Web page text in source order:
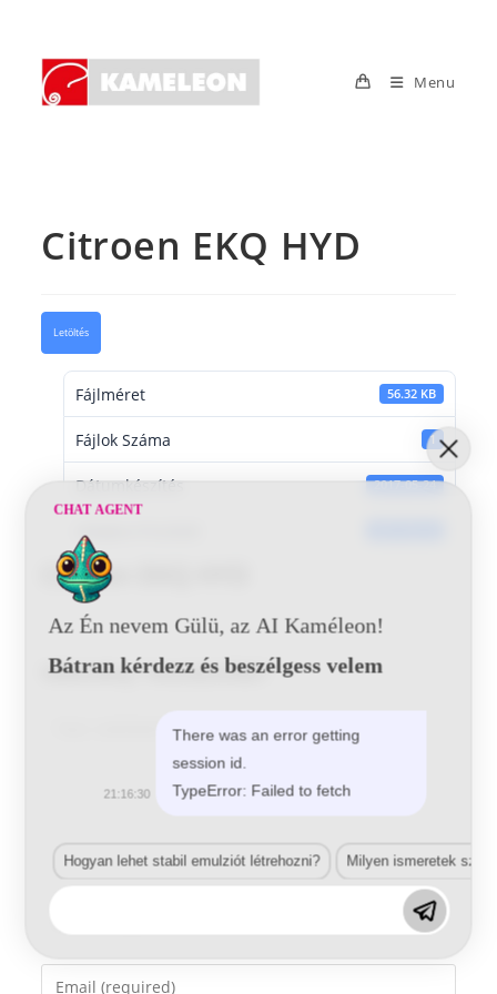
content
Menu
Citroen EKQ HYD
Letöltés
Fájlméret 56.32 KB
Fájlok Száma 1
Dátumkészítés 2017-05-24
Utoljára frissített
Citroen EKQ HYD
Vélemény, hozzászólás?
your
name
Enter
CHAT AGENT
Az Én nevem Gülü, az AI Kaméleon!
Bátran kérdezz és beszélgess velem
There was an error getting
session id.
TypeError: Failed to fetch
21:16:30
Hogyan lehet stabil emulziót létrehozni? Milyen ismeretek